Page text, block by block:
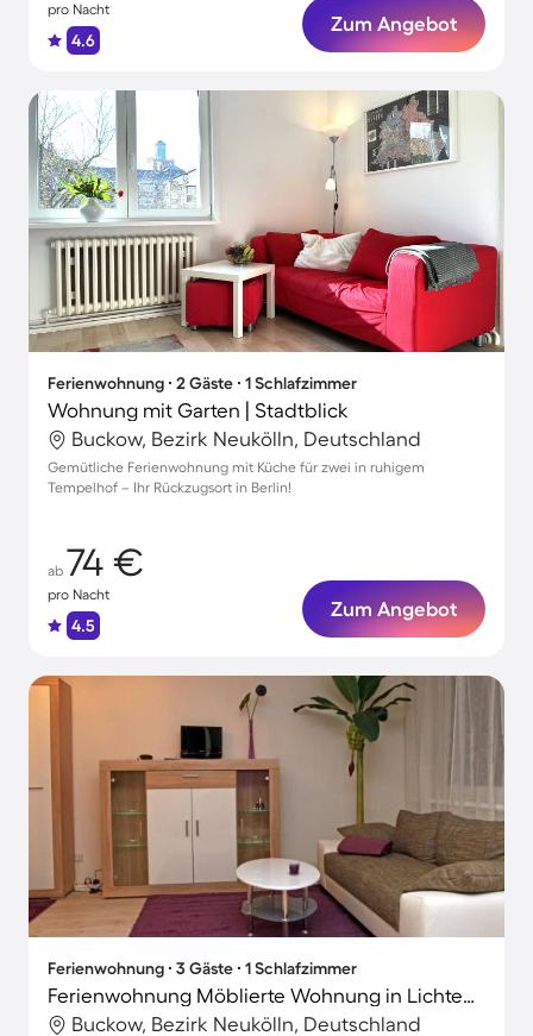
pro Nacht
4.6
Zum Angebot
Ferienwohnung ∙ 2 Gäste ∙ 1 Schlafzimmer
Wohnung mit Garten | Stadtblick
Buckow, Bezirk Neukölln, Deutschland
Gemütliche Ferienwohnung mit Küche für zwei in ruhigem
Tempelhof – Ihr Rückzugsort in Berlin!
ab 74 €
pro Nacht
4.5
Zum Angebot
Ferienwohnung ∙ 3 Gäste ∙ 1 Schlafzimmer
Ferienwohnung Möblierte Wohnung in Lichtenrade
Buckow, Bezirk Neukölln, Deutschland